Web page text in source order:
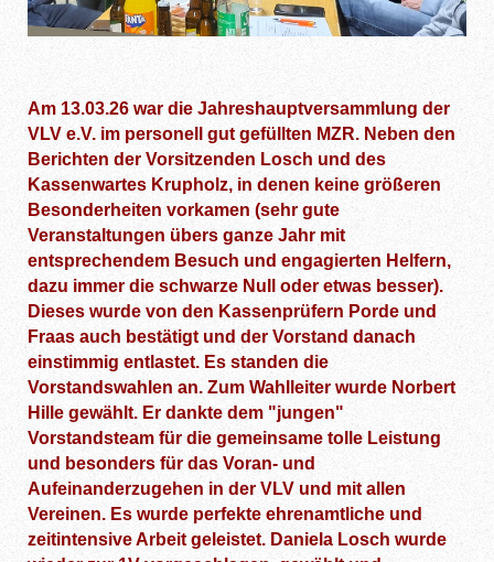
Am 13.03.26 war die Jahreshauptversammlung der
VLV e.V. im personell gut gefüllten MZR. Neben den
Berichten der Vorsitzenden Losch und des
Kassenwartes Krupholz, in denen keine größeren
Besonderheiten vorkamen (sehr gute
Veranstaltungen übers ganze Jahr mit
entsprechendem Besuch und engagierten Helfern,
dazu immer die schwarze Null oder etwas besser).
Dieses wurde von den Kassenprüfern Porde und
Fraas auch bestätigt und der Vorstand danach
einstimmig entlastet. Es standen die
Vorstandswahlen an. Zum Wahlleiter wurde Norbert
Hille gewählt. Er dankte dem "jungen"
Vorstandsteam für die gemeinsame tolle Leistung
und besonders für das Voran- und
Aufeinanderzugehen in der VLV und mit allen
Vereinen. Es wurde perfekte ehrenamtliche und
zeitintensive Arbeit geleistet. Daniela Losch wurde